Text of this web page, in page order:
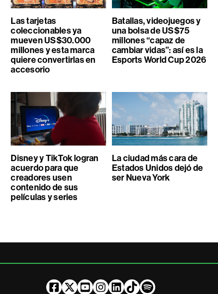
Las tarjetas
coleccionables ya
mueven US$30.000
millones y esta marca
quiere convertirlas en
accesorio
Batallas, videojuegos y
una bolsa de US$75
millones “capaz de
cambiar vidas”: así es la
Esports World Cup 2026
Disney y TikTok logran
acuerdo para que
creadores usen
contenido de sus
películas y series
La ciudad más cara de
Estados Unidos dejó de
ser Nueva York